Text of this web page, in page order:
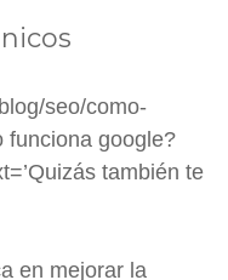
seo/como-
funciona google?
también te
en mejorar la